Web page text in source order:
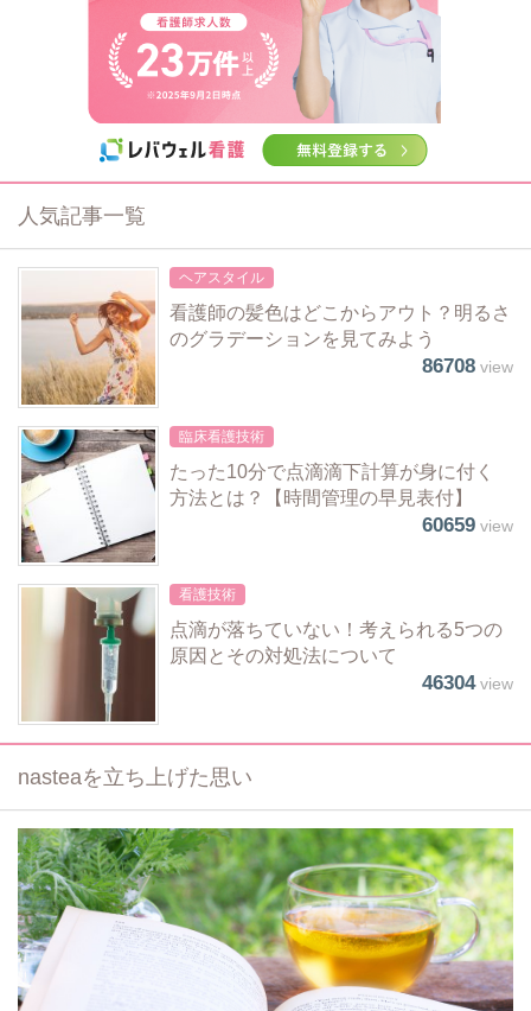
人気記事一覧
ヘアスタイル
看護師の髪色はどこからアウト？明るさ
のグラデーションを見てみよう
86708view
臨床看護技術
たった10分で点滴滴下計算が身に付く
方法とは？【時間管理の早見表付】
60659view
看護技術
点滴が落ちていない！考えられる5つの
原因とその対処法について
46304view
nasteaを立ち上げた思い